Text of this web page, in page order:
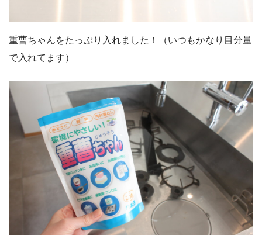
重曹ちゃんをたっぷり入れました！（いつもかなり目分量
で入れてます）